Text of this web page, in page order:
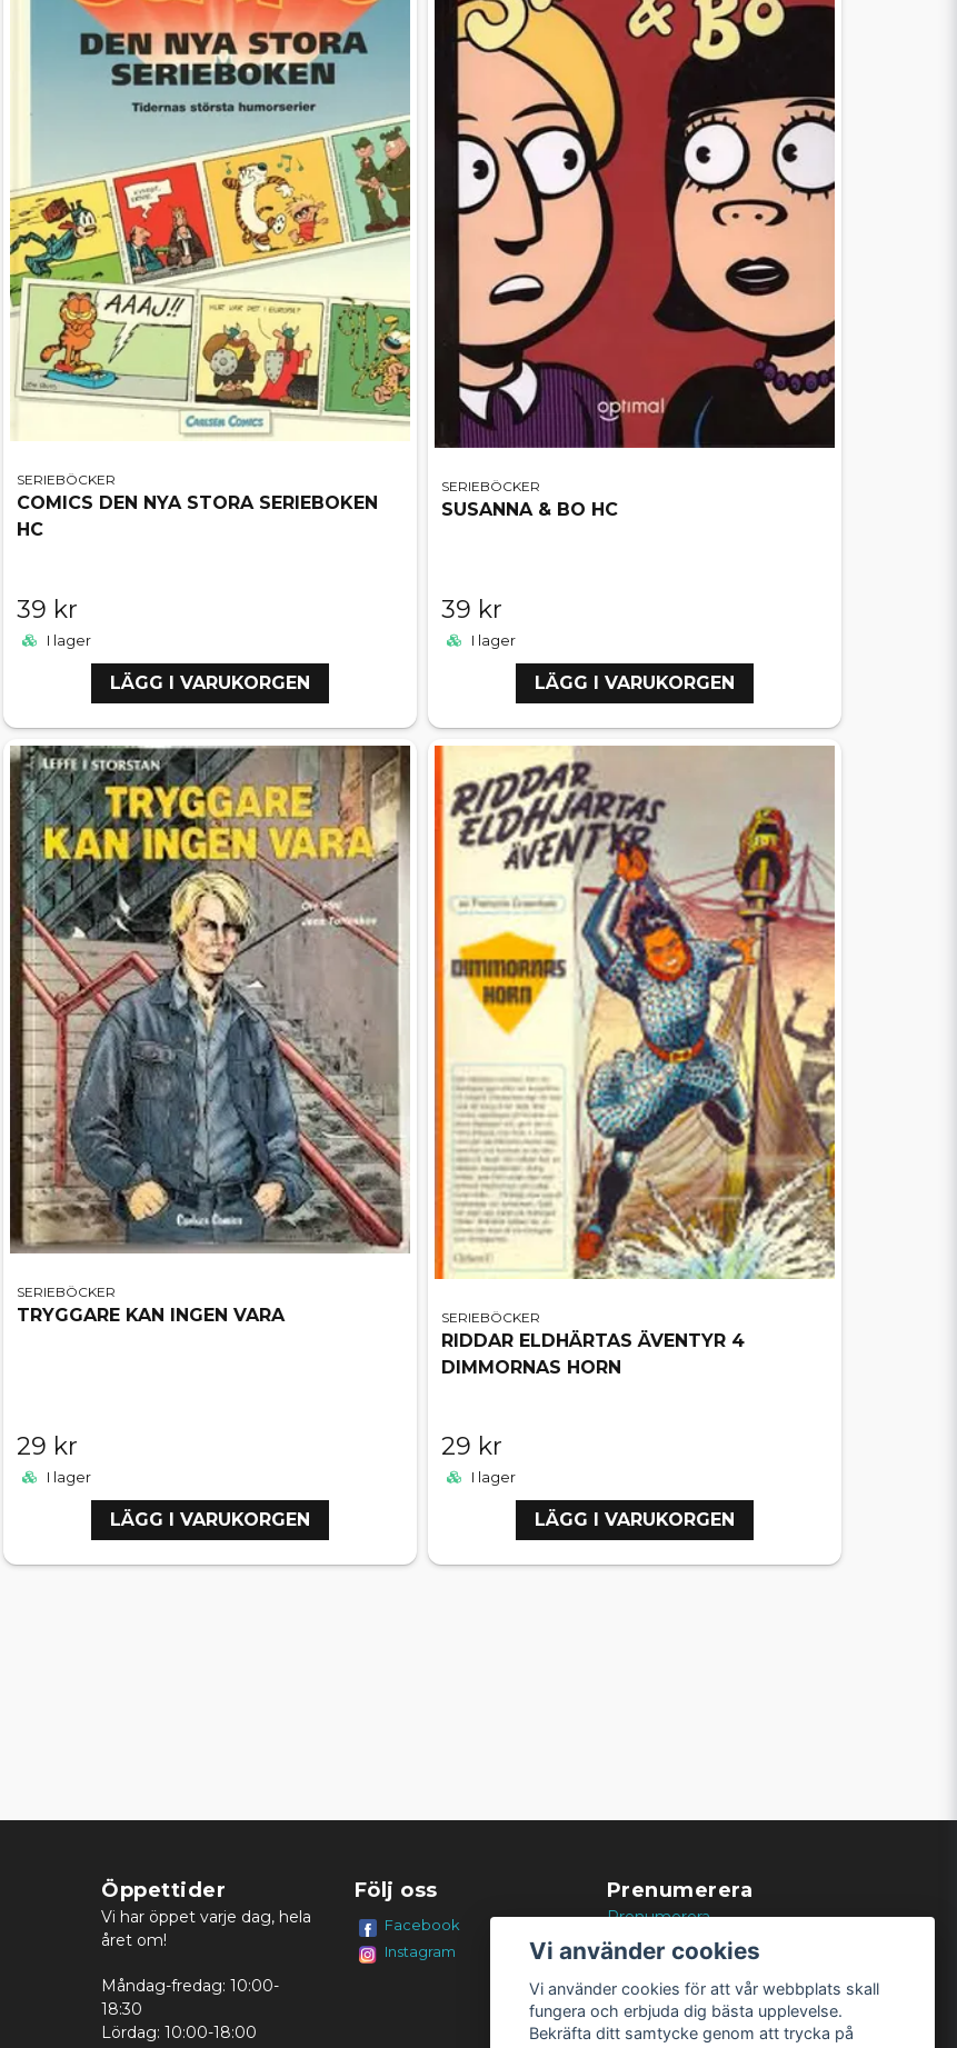
SERIEBÖCKER
COMICS DEN NYA STORA SERIEBOKEN
HC
39 kr
I lager
LÄGG I VARUKORGEN
SERIEBÖCKER
SUSANNA & BO HC
39 kr
I lager
LÄGG I VARUKORGEN
SERIEBÖCKER
TRYGGARE KAN INGEN VARA
29 kr
I lager
LÄGG I VARUKORGEN
SERIEBÖCKER
RIDDAR ELDHÄRTAS ÄVENTYR 4
DIMMORNAS HORN
29 kr
I lager
LÄGG I VARUKORGEN
Öppettider
Vi har öppet varje dag, hela
året om!
Måndag-fredag: 10:00-
18:30
Lördag: 10:00-18:00
Följ oss
Facebook
Instagram
Prenumerera
Prenumerera
Vi använder cookies
Vi använder cookies för att vår webbplats skall
fungera och erbjuda dig bästa upplevelse.
Bekräfta ditt samtycke genom att trycka på